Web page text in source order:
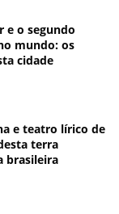
e o segundo
mundo: os
cidade
e teatro lírico de
terra
brasileira